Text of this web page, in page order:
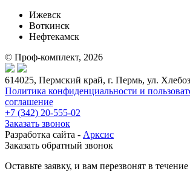
Ижевск
Воткинск
Нефтекамск
© Проф-комплект, 2026
614025, Пермский край, г. Пермь, ул.
Политика конфиденциальности и
соглашение
+7 (342) 20-555-02
Заказать звонок
Разработка сайта - Арксис
Заказать обратный звонок
Оставьте заявку, и вам перезвонят в